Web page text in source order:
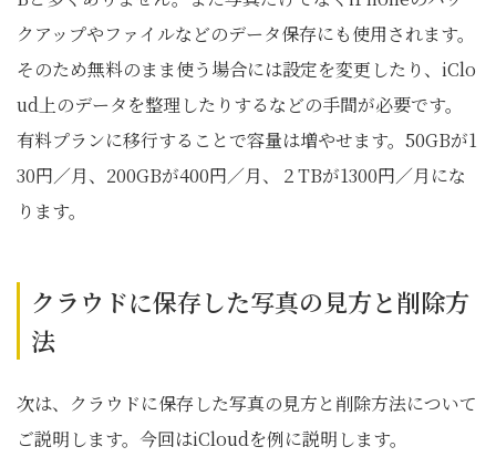
クアップやファイルなどのデータ保存にも使用されます。
そのため無料のまま使う場合には設定を変更したり、iClo
ud上のデータを整理したりするなどの手間が必要です。
有料プランに移行することで容量は増やせます。50GBが1
30円／月、200GBが400円／月、２TBが1300円／月にな
ります。
クラウドに保存した写真の見方と削除方
法
次は、クラウドに保存した写真の見方と削除方法について
ご説明します。今回はiCloudを例に説明します。